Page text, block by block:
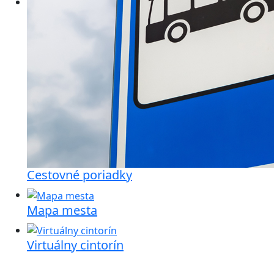
Cestovné poriadky
Mapa mesta
Virtuálny cintorín